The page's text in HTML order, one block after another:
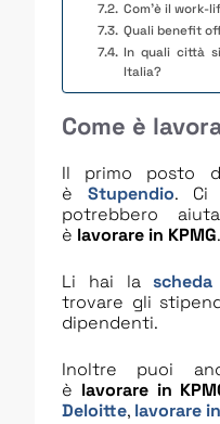
Com’è il work-
Quali benefit
In quali città
Italia?
Come è
Il primo posto
èStupendio. Ci
potrebbero
è lavorare in KPMG.
Li hai la
trovare gli
dipendenti.
Inoltre puoi
è lavorare in
Deloitte, lavorare